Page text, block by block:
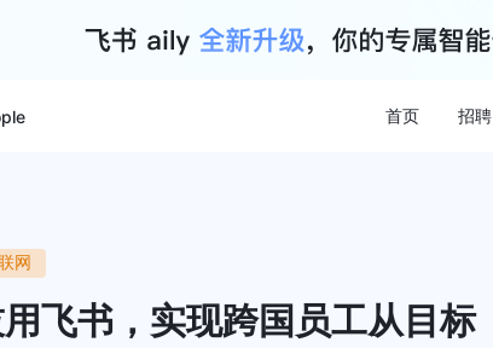
首页 招聘
网
飞书，实现跨国员工从目标